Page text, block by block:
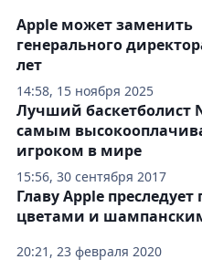
14:58, 15 ноября 2025
Apple может заменить
генерального
лет
15:56, 30 сентября 2017
Лучший баскетболист
самым
игроком в мире
20:21, 23 февраля 2020
Главу Apple
цветами и